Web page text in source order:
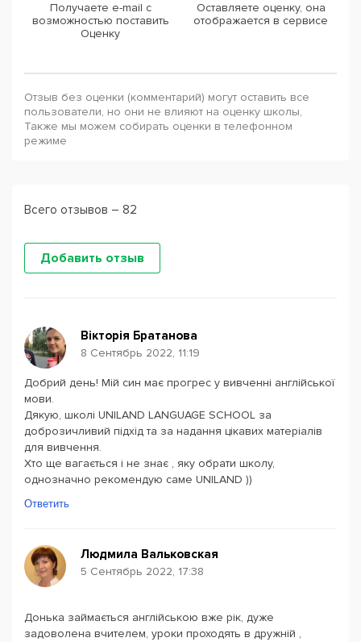
Получаете e-mail с
возможностью поставить
Оценку
Оставляете оценку, она
отображается в сервисе
Отзыв без оценки (комментарий) могут оставить все
пользователи, но они не влияют на оценку школы,
Также мы можем собирать оценки в телефонном
режиме
Всего отзывов – 82
Добавить отзыв
Вікторія Братанова
8 Сентябрь 2022, 11:19
Добрий день! Мій син має прогрес у вивченні англійської
мови.
Дякую, школі UNILAND LANGUAGE SCHOOL за
доброзичливий підхід та за надання цікавих матеріалів
для вивчення.
Хто ще вагається і не знає , яку обрати школу,
однозначно рекомендую саме UNILAND ))
Ответить
Людмила Вальковская
5 Сентябрь 2022, 17:38
Донька займається англійською вже рік, дуже
задоволена вчителем, уроки проходять в дружній ,